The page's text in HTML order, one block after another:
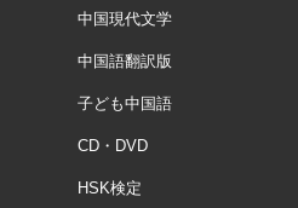
中国現代文学
中国語翻訳版
子ども中国語
CD・DVD
HSK検定